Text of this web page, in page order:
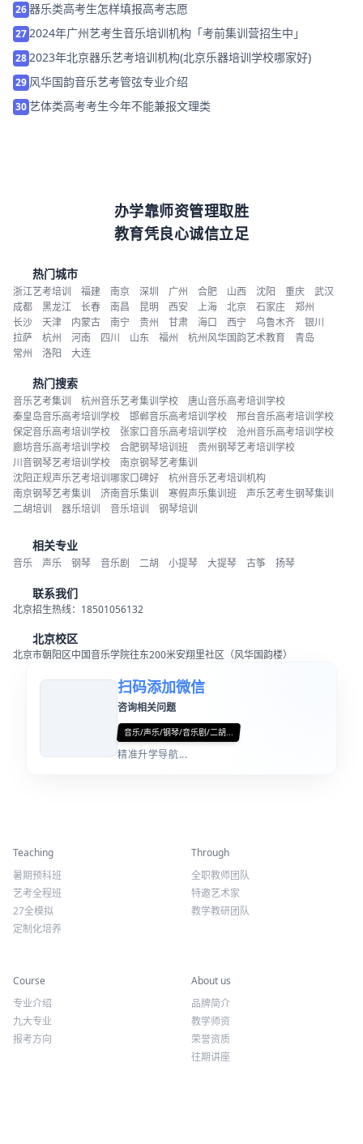
26器乐类高考生怎样填报高考志愿
272024年广州艺考生音乐培训机构「考前集训营招生中」
282023年北京器乐艺考培训机构(北京乐器培训学校哪家好)
29 风华国韵音乐艺考管弦专业介绍
30艺体类高考考生今年不能兼报文理类
办学靠师资管理取胜
教育凭良心诚信立足
热门城市
浙江艺考培训 福建 南京 深圳 广州 合肥 山西 沈阳 重庆
武汉
成都
黑龙江 长春 南昌 昆明 西安 上海 北京 石家庄
郑州
长沙
天津 内蒙古 南宁 贵州 甘肃 海口 西宁 乌鲁木齐
银川
拉萨
杭州 河南 四川 山东 福州 杭州风华国韵艺术教育
青岛
常州
洛阳 大连
热门搜索
音乐艺考集训 杭州音乐艺考集训学校
唐山音乐高考培训学校
秦皇岛音乐高考培训学校
邯郸音乐高考培训学校
邢台音乐高考培训学校
保定音乐高考培训学校
张家口音乐高考培训学校
沧州音乐高考培训学校
廊坊音乐高考培训学校
合肥钢琴培训班
贵州钢琴艺考培训学校
川音钢琴艺考培训学校
南京钢琴艺考集训
沈阳正规声乐艺考培训哪家口碑好
杭州音乐艺考培训机构
南京钢琴艺考集训
济南音乐集训 寒假声乐集训班
声乐艺考生钢琴集训
二胡培训
器乐培训 音乐培训 钢琴培训
相关专业
音乐 声乐 钢琴 音乐剧 二胡 小提琴 大提琴 古筝 扬琴
联系我们
北京招生热线：18501056132
北京校区
北京市朝阳区中国音乐学院往东200米安翔里社区（风华国韵楼）
扫码添加微信
咨询相关问题
音乐/声乐/钢琴/音乐剧/二胡...
精准升学导航...
Teaching
暑期预科班
艺考全程班
27全模拟
定制化培养
Through
全职教师团队
特邀艺术家
教学教研团队
Course
专业介绍
九大专业
报考方向
About us
品牌简介
教学师资
荣誉资质
往期讲座